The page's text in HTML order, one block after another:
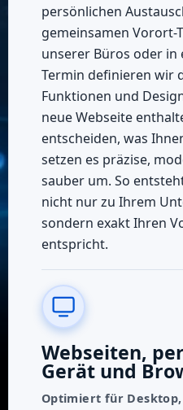
persönlichen
gemeinsamen Vorort-
unserer Büros oder in
Termin definieren wir
Funktionen und
neue Webseite
entscheiden, was
setzen es präzise,
sauber um. So
nicht nur zu Ihrem
sondern exakt Ihren
entspricht.
Webseiten,
Gerät und
Optimiert für